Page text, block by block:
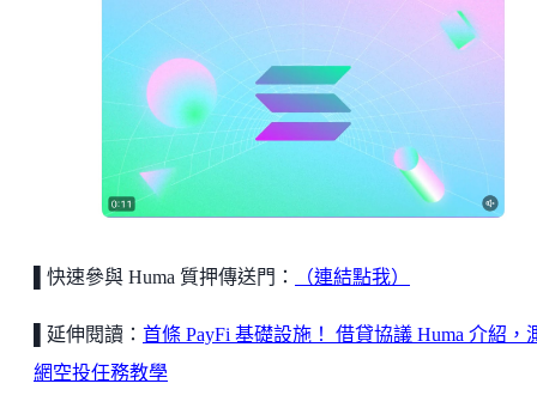
▌快速參與 Huma 質押傳送門： （連結點我）
▌延伸閱讀： 首條 PayFi 基礎設施！ 借貸協議 Huma 介紹，
網空投任務教學